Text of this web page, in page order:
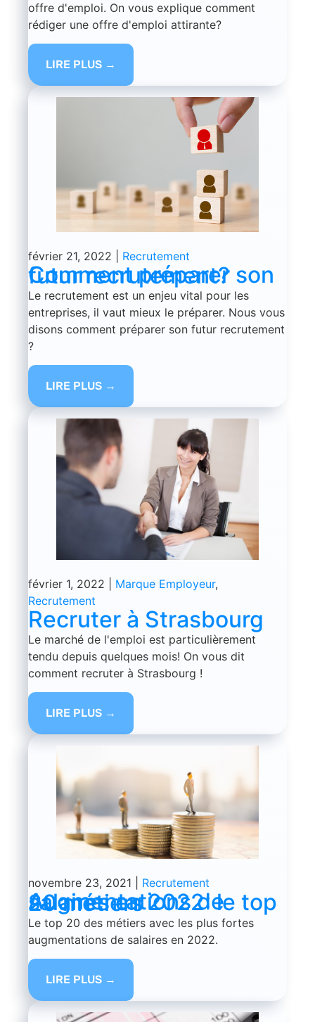
offre d'emploi. On vous explique comment
rédiger une offre d'emploi attirante?
LIRE PLUS →
février 21, 2022 Recrutement
Comment préparer son futur recrutement?
Le recrutement est un enjeu vital pour les
entreprises, il vaut mieux le préparer. Nous vous
disons comment préparer son futur recrutement
?
LIRE PLUS →
février 1, 2022 Marque Employeur,
Recrutement
Recruter à Strasbourg
Le marché de l'emploi est particulièrement
tendu depuis quelques mois! On vous dit
comment recruter à Strasbourg !
LIRE PLUS →
novembre 23, 2021 Recrutement
Augmentations de salaires en 2022: le top 20 métiers
Le top 20 des métiers avec les plus fortes
augmentations de salaires en 2022.
LIRE PLUS →